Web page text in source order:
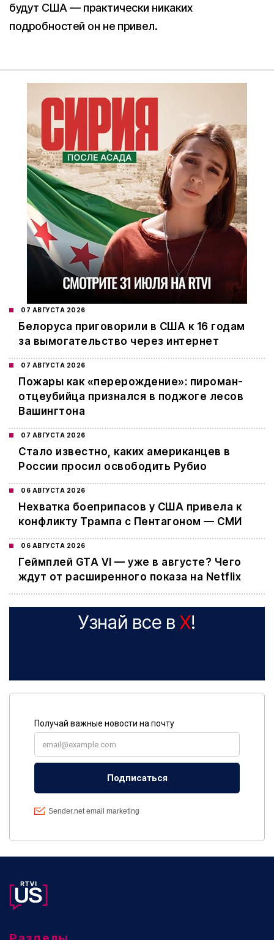
будут США — практически никаких
подробностей он не привел.
07 АВГУСТА 2026
Белоруса приговорили в США к 16 годам
за вымогательство через интернет
07 АВГУСТА 2026
Пожары как «перерождение»: пироман-
отцеубийца признался в поджоге лесов
Вашингтона
07 АВГУСТА 2026
Стало известно, каких американцев в
России просил освободить Рубио
06 АВГУСТА 2026
Нехватка боеприпасов у США привела к
конфликту Трампа с Пентагоном — СМИ
06 АВГУСТА 2026
Геймплей GTA VI — уже в августе? Чего
ждут от расширенного показа на Netflix
Узнай все в X!